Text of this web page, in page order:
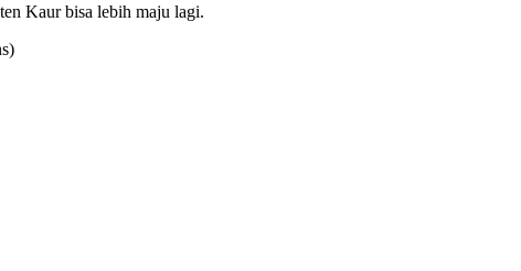
Kaur bisa lebih maju lagi.